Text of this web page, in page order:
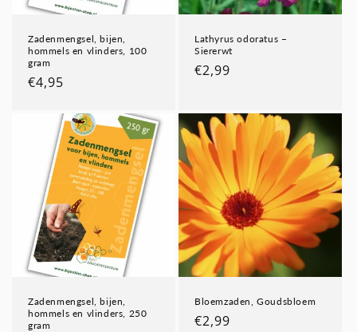
Zadenmengsel, bijen,
hommels en vlinders, 100
gram
Normale
€4,95
Lathyrus odoratus –
Siererwt
Normale
€2,99
Zadenmengsel, bijen,
hommels en vlinders, 250
gram
Bloemzaden, Goudsbloem
Normale
€2,99